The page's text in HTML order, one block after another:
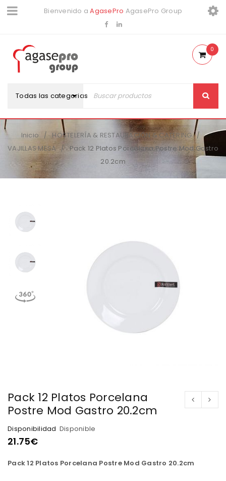
Bienvenido aAgasePro AgasePro Group
Todas las categorias
0
Inicio / HOSTELERÍA & RESTAURACIÓN & CATERING /
VAJILLAS MESA /
Pack 12 Platos Porcelana Postre Mod Gastro
20.2cm
Pack 12 Platos Porcelana
Postre Mod Gastro 20.2cm
Disponibilidad Disponible
21.75€
Pack 12 Platos Porcelana Postre Mod Gastro 20.2cm